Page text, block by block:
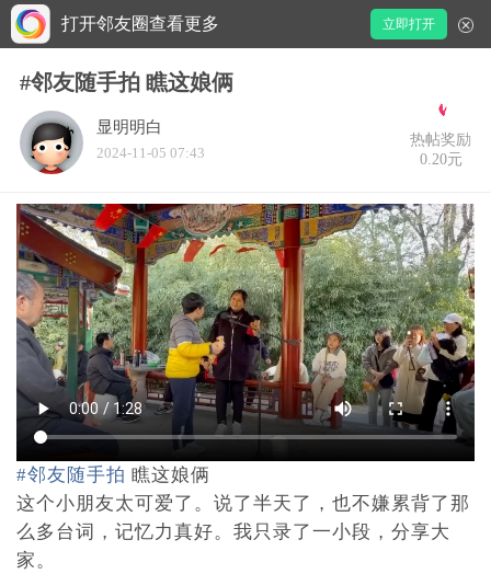
打开邻友圈查看更多 立即打开
#邻友随手拍 瞧这娘俩
显明明白
2024-11-05 07:43
热帖奖励
0.20元
#邻友随手拍 瞧这娘俩
这个小朋友太可爱了。说了半天了，也不嫌累背了那
么多台词，记忆力真好。我只录了一小段，分享大
家。